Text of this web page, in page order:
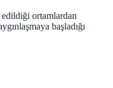
edildiği ortamlardan
başladığı